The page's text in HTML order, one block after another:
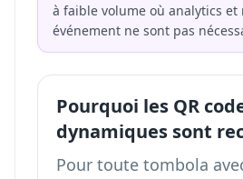
à faible volume où analytics et
événement ne sont pas
Pourquoi les QR
dynamiques sont
Pour toute tombola